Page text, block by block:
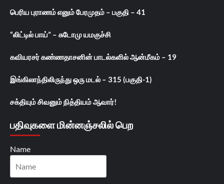
பெரிய புராணம் எனும் பேரமுதம் – பகுதி – 41
“லிட்டில் பாய்” – சுடோமு யமகுச்சி
கவியரசர் கண்ணதாசனின் பாடல்களில் ஆன்மீகம் – 19
இங்கிலாந்திலிருந்து ஒரு மடல் – 315 (பகுதி-1)
சக்தியும் சிவனும் நித்தியம் ஆவார்!
பதிவுகளை மின்னஞ்சலில் பெற
Name